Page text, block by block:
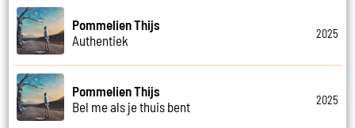
Pommelien Thijs
Authentiek
2025
Pommelien Thijs
Bel me als je thuis bent
2025